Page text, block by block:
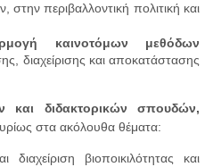
περιβαλλοντική πολιτική και
καινοτόμων μεθόδων
διαχείρισης και αποκατάστασης
και διδακτορικών σπουδών,
κυρίως στα ακόλουθα θέματα:
βιοποικιλότητας και